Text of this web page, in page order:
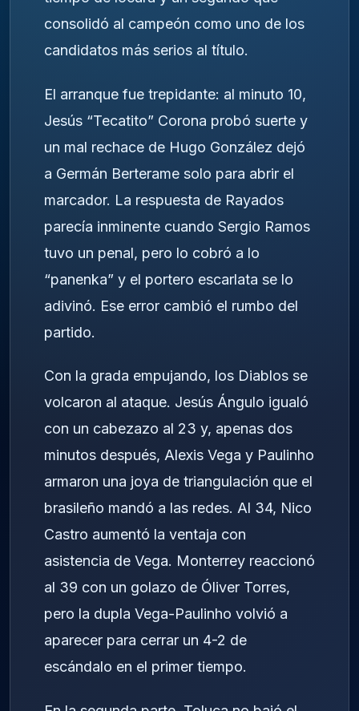
consolidó al campeón como uno de los
candidatos más serios al título.
El arranque fue trepidante: al minuto 10,
Jesús “Tecatito” Corona probó suerte y
un mal rechace de Hugo González dejó
a Germán Berterame solo para abrir el
marcador. La respuesta de Rayados
parecía inminente cuando Sergio Ramos
tuvo un penal, pero lo cobró a lo
“panenka” y el portero escarlata se lo
adivinó. Ese error cambió el rumbo del
partido.
Con la grada empujando, los Diablos se
volcaron al ataque. Jesús Ángulo igualó
con un cabezazo al 23 y, apenas dos
minutos después, Alexis Vega y Paulinho
armaron una joya de triangulación que el
brasileño mandó a las redes. Al 34, Nico
Castro aumentó la ventaja con
asistencia de Vega. Monterrey reaccionó
al 39 con un golazo de Óliver Torres,
pero la dupla Vega-Paulinho volvió a
aparecer para cerrar un 4-2 de
escándalo en el primer tiempo.